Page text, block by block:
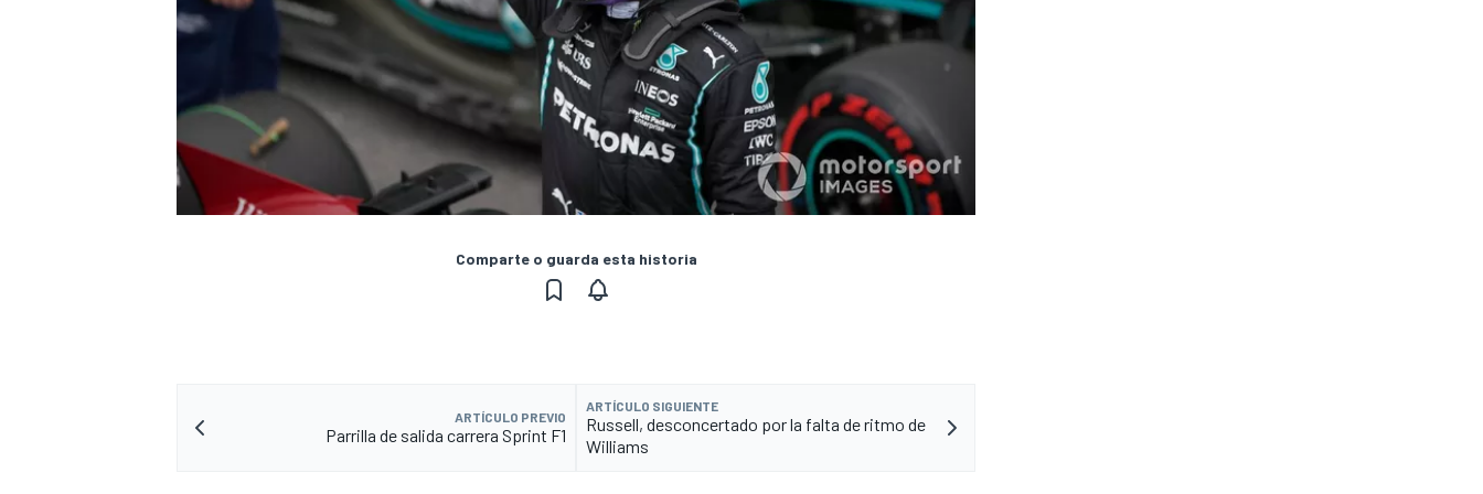
Comparte o guarda esta historia
ARTÍCULO PREVIO
Parrilla de salida carrera Sprint F1
ARTÍCULO SIGUIENTE
Russell, desconcertado por la falta de ritmo de
Williams